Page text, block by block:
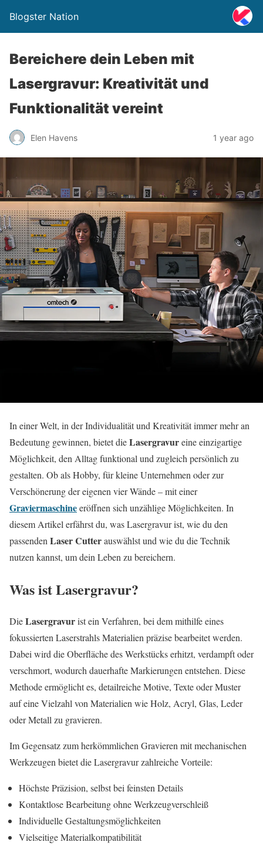
Blogster Nation
Bereichere dein Leben mit
Lasergravur: Kreativität und
Funktionalität vereint
Elen Havens 1 year ago
In einer Welt, in der Individualität und Kreativität immer mehr an
Bedeutung gewinnen, bietet dieLasergravureine einzigartige
Möglichkeit, den Alltag funktional und zugleich persönlich zu
gestalten. Ob als Hobby, für kleine Unternehmen oder zur
Verschönerung der eigenen vier Wände – mit einer
Graviermaschineeröffnen sich unzählige Möglichkeiten. In
diesem Artikel erfährst du, was Lasergravur ist, wie du den
passenden Laser Cutterauswählst und wie du die Technik
nutzen kannst, um dein Leben zu bereichern.
Was ist Lasergravur?
DieLasergravurist ein Verfahren, bei dem mithilfe eines
fokussierten Laserstrahls Materialien präzise bearbeitet werden.
Dabei wird die Oberfläche des Werkstücks erhitzt, verdampft oder
verschmort, wodurch dauerhafte Markierungen entstehen. Diese
Methode ermöglicht es, detailreiche Motive, Texte oder Muster
auf eine Vielzahl von Materialien wie Holz, Acryl, Glas, Leder
oder Metall zu gravieren.
Im Gegensatz zum herkömmlichen Gravieren mit mechanischen
Werkzeugen bietet die Lasergravur zahlreiche Vorteile:
Höchste Präzision, selbst bei feinsten Details
Kontaktlose Bearbeitung ohne Werkzeugverschleiß
Individuelle Gestaltungsmöglichkeiten
Vielseitige Materialkompatibilität